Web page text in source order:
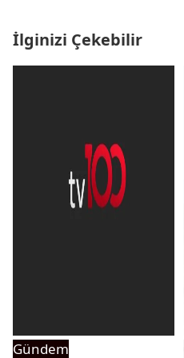
İlginizi Çekebilir
Gündem